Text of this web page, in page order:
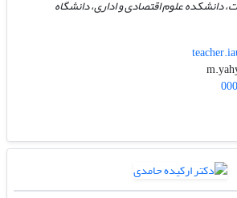
دانشکده علوم اقتصادی و اداری، دانشگاه